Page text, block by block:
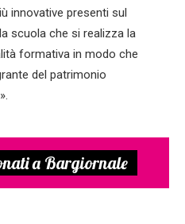
innovative presenti sul
scuola che si realizza la
formativa in modo che
del patrimonio
a Bargiornale